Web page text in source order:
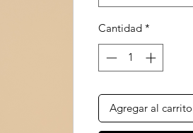
Cantidad *
Agregar al carrito